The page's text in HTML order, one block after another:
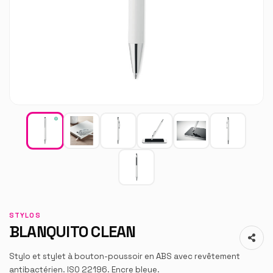
STYLOS
BLANQUITO CLEAN
Stylo et stylet à bouton-poussoir en ABS avec revêtement
antibactérien. ISO 22196. Encre bleue.